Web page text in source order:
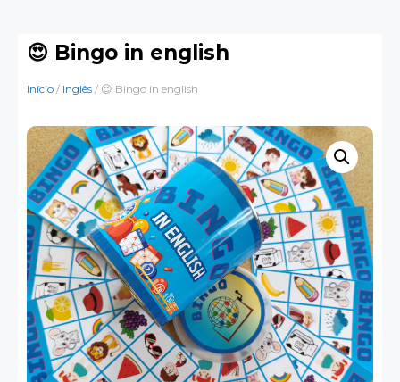
😍 Bingo in english
Início / Inglês / 😍 Bingo in english